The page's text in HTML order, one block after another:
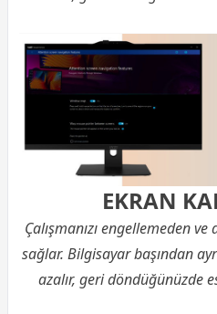
EKRAN
Çalışmanızı engellemeden
sağlar. Bilgisayar başından
azalır, geri döndüğünüzde